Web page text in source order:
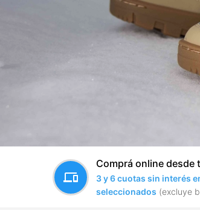
devices
Comprá online desde
3 y 6 cuotas sin interés
seleccionados (excluye